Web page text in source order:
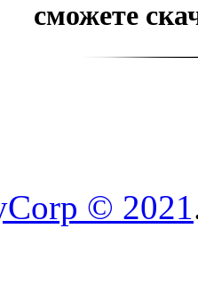
сможете
© 2021